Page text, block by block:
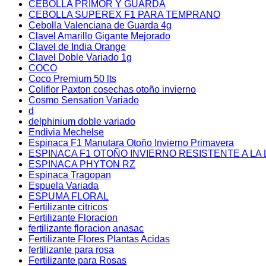
CEBOLLA PRIMOR Y GUARDA
CEBOLLA SUPEREX F1 PARA TEMPRANO
Cebolla Valenciana de Guarda 4g
Clavel Amarillo Gigante Mejorado
Clavel de India Orange
Clavel Doble Variado 1g
COCO
Coco Premium 50 lts
Coliflor Paxton cosechas otoño invierno
Cosmo Sensation Variado
d
delphinium doble variado
Endivia Mechelse
Espinaca F1 Manutara Otoño Invierno Primavera
ESPINACA F1 OTOÑO INVIERNO RESISTENTE A LA
ESPINACA PHYTON RZ
Espinaca Tragopan
Espuela Variada
ESPUMA FLORAL
Fertilizante citricos
Fertilizante Floracion
fertilizante floracion anasac
Fertilizante Flores Plantas Acidas
fertilizante para rosa
Fertilizante para Rosas